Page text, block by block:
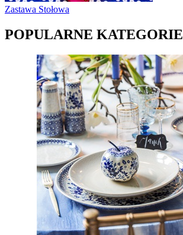
Zastawa Stołowa
POPULARNE KATEGORIE